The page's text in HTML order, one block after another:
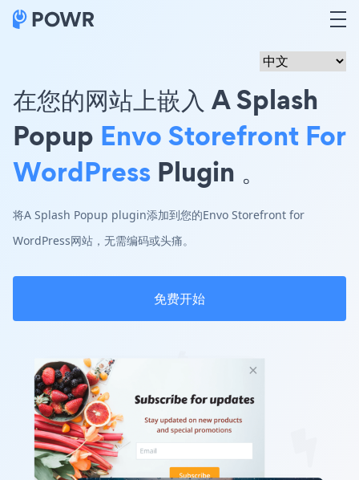
在您的网站上嵌入 A Splash
Popup Envo Storefront For
WordPress Plugin 。
将A Splash Popup plugin添加到您的Envo Storefront for
WordPress网站，无需编码或头痛。
免费开始